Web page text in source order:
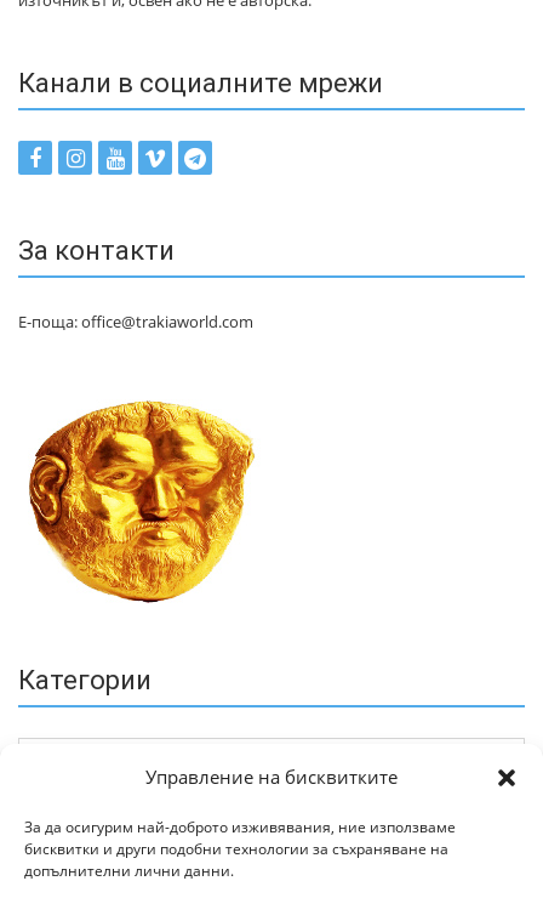
Управление на бисквитките
За да осигурим най-доброто изживявания, ние използваме
бисквитки и други подобни технологии за съхраняване на
допълнителни лични данни.
Канали в социалните мрежи
За контакти
Е-поща: office@trakiaworld.com
Категории
Архив